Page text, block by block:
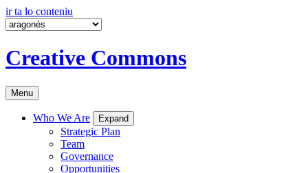
ir ta lo conteniu
Creative Commons
Menu
Who We Are Expand
Strategic Plan
Team
Governance
Opportunities